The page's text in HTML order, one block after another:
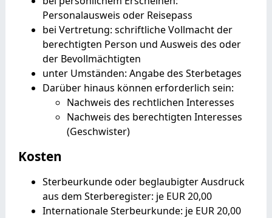
Personalausweis oder Reisepass
bei Vertretung: schriftliche Vollmacht der
berechtigten Person und Ausweis des oder
der Bevollmächtigten
unter Umständen: Angabe des Sterbetages
Darüber hinaus können erforderlich sein:
Nachweis des rechtlichen Interesses
Nachweis des berechtigten Interesses
(Geschwister)
Kosten
Sterbeurkunde oder beglaubigter Ausdruck
aus dem Sterberegister: je EUR 20,00
Internationale Sterbeurkunde: je EUR 20,00